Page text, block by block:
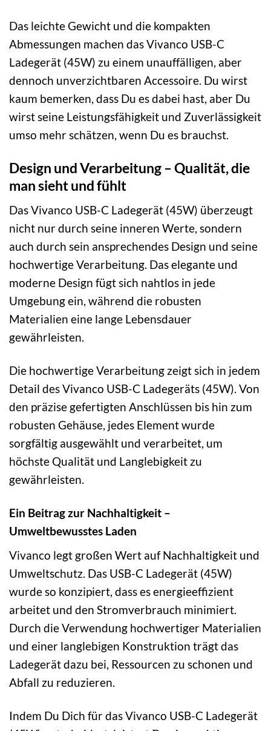
Das leichte Gewicht und die kompakten
Abmessungen machen das Vivanco USB-C
Ladegerät (45W) zu einem unauffälligen, aber
dennoch unverzichtbaren Accessoire. Du wirst
kaum bemerken, dass Du es dabei hast, aber Du
wirst seine Leistungsfähigkeit und Zuverlässigkeit
umso mehr schätzen, wenn Du es brauchst.
Design und Verarbeitung – Qualität, die
man sieht und fühlt
Das Vivanco USB-C Ladegerät (45W) überzeugt
nicht nur durch seine inneren Werte, sondern
auch durch sein ansprechendes Design und seine
hochwertige Verarbeitung. Das elegante und
moderne Design fügt sich nahtlos in jede
Umgebung ein, während die robusten
Materialien eine lange Lebensdauer
gewährleisten.
Die hochwertige Verarbeitung zeigt sich in jedem
Detail des Vivanco USB-C Ladegeräts (45W). Von
den präzise gefertigten Anschlüssen bis hin zum
robusten Gehäuse, jedes Element wurde
sorgfältig ausgewählt und verarbeitet, um
höchste Qualität und Langlebigkeit zu
gewährleisten.
Ein Beitrag zur Nachhaltigkeit –
Umweltbewusstes Laden
Vivanco legt großen Wert auf Nachhaltigkeit und
Umweltschutz. Das USB-C Ladegerät (45W)
wurde so konzipiert, dass es energieeffizient
arbeitet und den Stromverbrauch minimiert.
Durch die Verwendung hochwertiger Materialien
und einer langlebigen Konstruktion trägt das
Ladegerät dazu bei, Ressourcen zu schonen und
Abfall zu reduzieren.
Indem Du Dich für das Vivanco USB-C Ladegerät